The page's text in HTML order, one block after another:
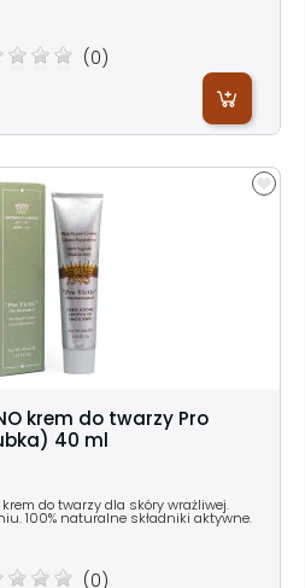
(0)
krem do twarzy Pro
40 ml
do twarzy dla skóry wrażliwej.
100% naturalne składniki aktywne.
(0)